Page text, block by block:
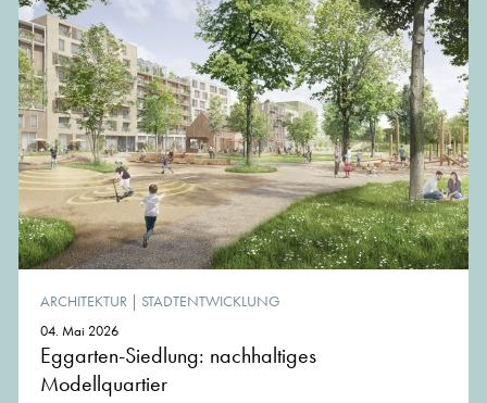
ARCHITEKTUR | STADTENTWICKLUNG
04. Mai 2026
Eggarten-Siedlung: nachhaltiges
Modellquartier